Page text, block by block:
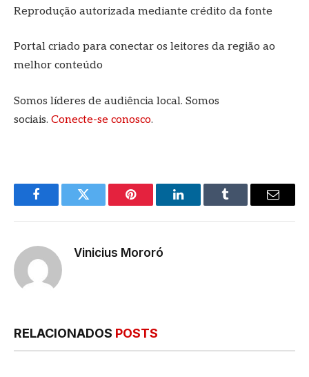
Reprodução autorizada mediante crédito da fonte
Portal criado para conectar os leitores da região ao
melhor conteúdo
Somos líderes de audiência local. Somos
sociais. Conecte-se conosco.
FacebookTwitter Pinterest LinkedInTumblr
E-
Vinicius Mororó
RELACIONADOS POSTS